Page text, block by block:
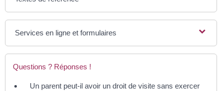
Services en ligne et formulaires
Questions ? Réponses !
Un parent peut-il avoir un droit de visite sans exercer